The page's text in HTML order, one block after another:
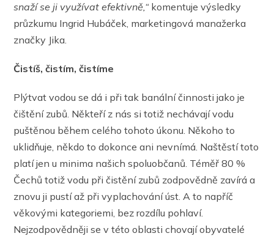
snaží se ji využívat efektivně,“ komentuje výsledky
průzkumu Ingrid Hubáček, marketingová manažerka
značky Jika.
Čistíš, čistím, čistíme
Plýtvat vodou se dá i při tak banální činnosti jako je
čištění zubů. Někteří z nás si totiž nechávají vodu
puštěnou během celého tohoto úkonu. Někoho to
uklidňuje, někdo to dokonce ani nevnímá. Naštěstí toto
platí jen u minima našich spoluobčanů. Téměř 80 %
Čechů totiž vodu při čistění zubů zodpovědně zavírá a
znovu ji pustí až při vyplachování úst. A to napříč
věkovými kategoriemi, bez rozdílu pohlaví.
Nejzodpovědněji se v této oblasti chovají obyvatelé